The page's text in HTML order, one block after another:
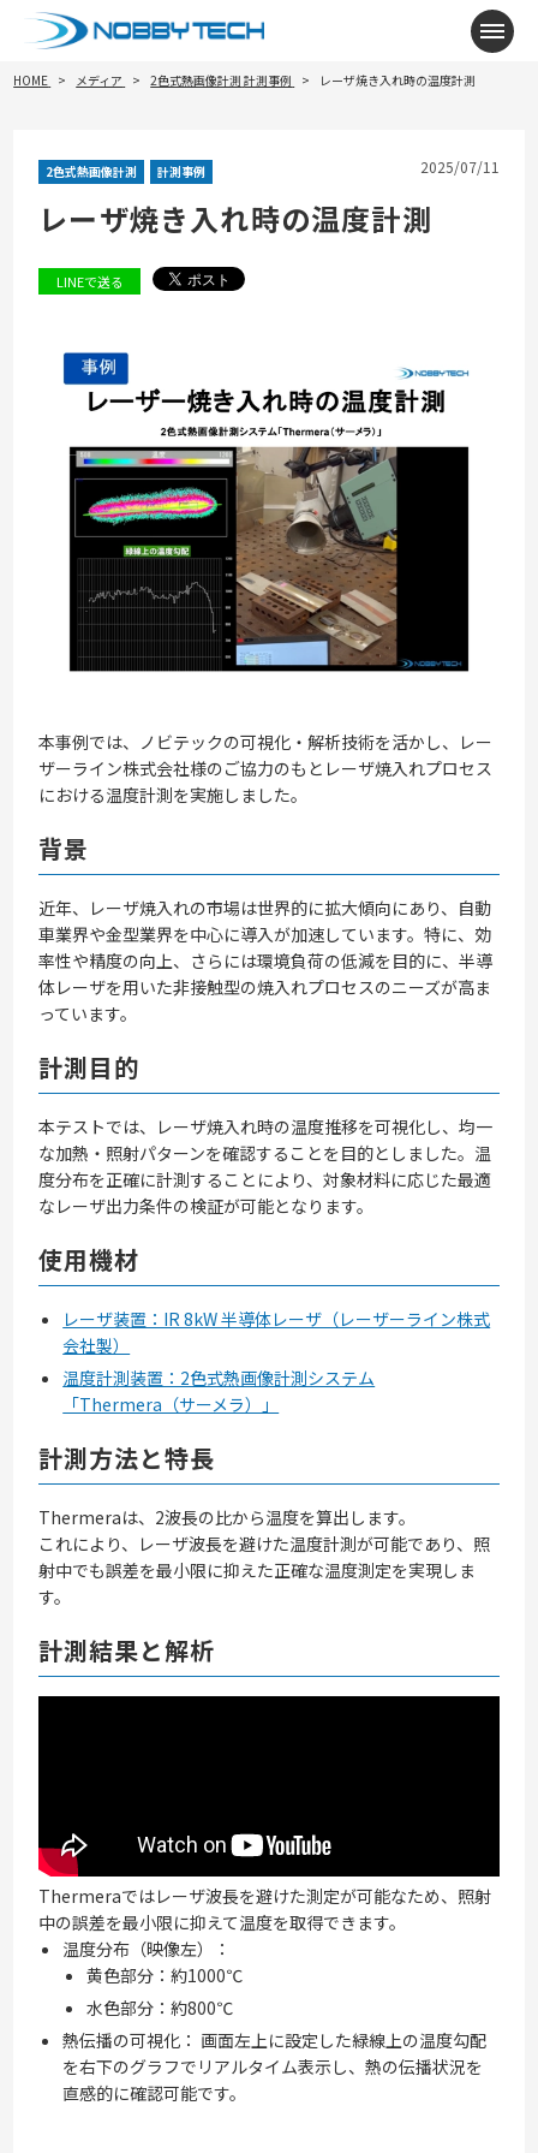
メニ
HOME メディア 2色式熱画像計測 計測事例 レーザ焼き入れ時の温度計測
2色式熱画像計測 計測事例 2025/07/11
レーザ焼き入れ時の温度計測
LINEで送る
本事例では、ノビテックの可視化・解析技術を活かし、レー
ザーライン株式会社様のご協力のもとレーザ焼入れプロセス
における温度計測を実施しました。
背景
近年、レーザ焼入れの市場は世界的に拡大傾向にあり、自動
車業界や金型業界を中心に導入が加速しています。特に、効
率性や精度の向上、さらには環境負荷の低減を目的に、半導
体レーザを用いた非接触型の焼入れプロセスのニーズが高ま
っています。
計測目的
本テストでは、レーザ焼入れ時の温度推移を可視化し、均一
な加熱・照射パターンを確認することを目的としました。温
度分布を正確に計測することにより、対象材料に応じた最適
なレーザ出力条件の検証が可能となります。
使用機材
レーザ装置：IR 8kW 半導体レーザ（レーザーライン株式
会社製）
温度計測装置：2色式熱画像計測システム
「Thermera（サーメラ）」
計測方法と特長
Thermeraは、2波長の比から温度を算出します。
これにより、レーザ波長を避けた温度計測が可能であり、照
射中でも誤差を最小限に抑えた正確な温度測定を実現しま
す。
計測結果と解析
Thermeraではレーザ波長を避けた測定が可能なため、照射
中の誤差を最小限に抑えて温度を取得できます。
温度分布（映像左）：
黄色部分：約1000℃
水色部分：約800℃
熱伝播の可視化： 画面左上に設定した緑線上の温度勾配
を右下のグラフでリアルタイム表示し、熱の伝播状況を
直感的に確認可能です。